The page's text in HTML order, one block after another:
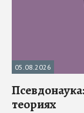
05.08.2026
теориях